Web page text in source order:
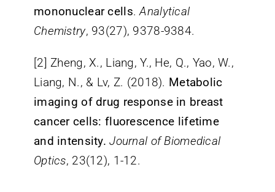
mononuclear cells.Analytical
Chemistry, 93(27), 9378-9384.
[2] Zheng, X., Liang, Y., He, Q., Yao, W.,
Liang, N., & Lv, Z. (2018). Metabolic
imaging of drug response in breast
cancer cells: fluorescence lifetime
and intensity. Journal of Biomedical
Optics, 23(12), 1-12.